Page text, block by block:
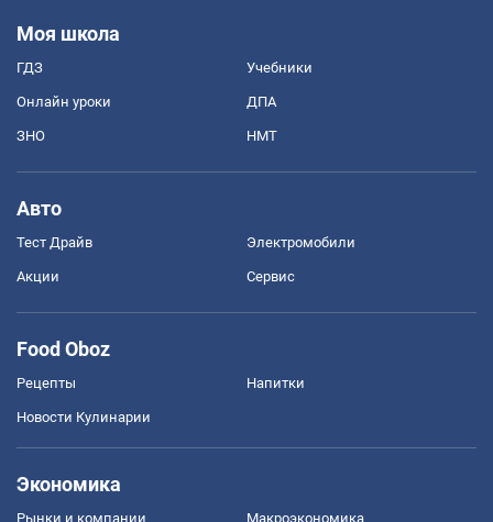
Моя школа
ГДЗ Учебники
Онлайн уроки ДПА
ЗНО НМТ
Авто
Тест Драйв Электромобили
Акции Сервис
Food Oboz
Рецепты Напитки
Новости Кулинарии
Экономика
Рынки и компании Mакроэкономика